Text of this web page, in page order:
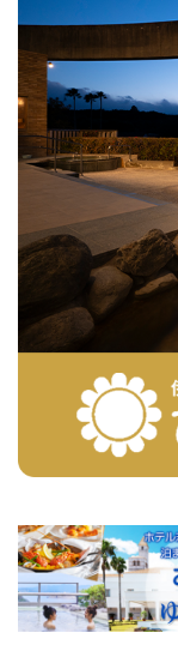
ディション～
2026年07月04日
新アトラクション
ン！
2026年07月03日
「スウィングサン
2026年07月03日
志摩グリーンアド
ニャセット券の販
2026年06月27日
アレハンドロの
TikTok アカウン
2026年06月14日
シーズン イン ア